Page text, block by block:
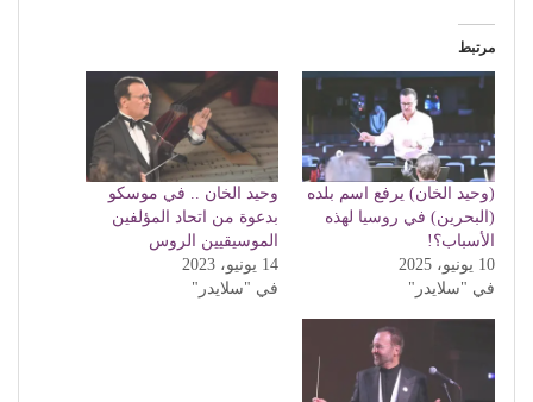
مرتبط
(وحيد الخان) يرفع اسم بلده
(البحرين) في روسيا لهذه
الأسباب؟!
10 يونيو، 2025
في "سلايدر"
وحيد الخان .. في موسكو
بدعوة من اتحاد المؤلفين
الموسيقيين الروس
14 يونيو، 2023
في "سلايدر"